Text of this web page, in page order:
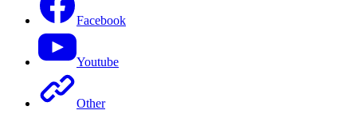
Facebook
Youtube
Other